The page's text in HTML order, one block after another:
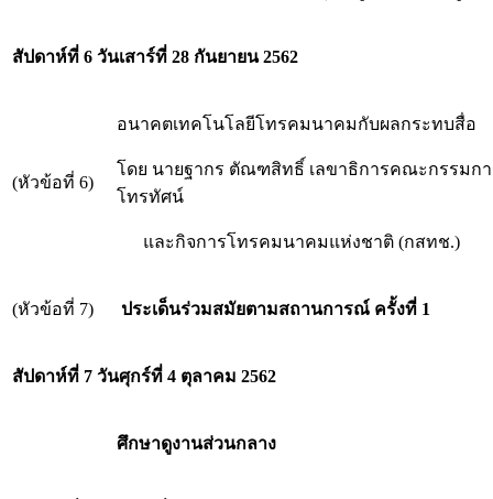
สัปดาห์ที่ 6 วันเสาร์ที่ 28 กันยายน 2562
(หัวข้อที่ 6)
อนาคตเทคโนโลยีโทรคมนาคมกับผลกระทบสื่อ
โดย นายฐากร ตัณฑสิทธิ์ เลขาธิการคณะกรรมกา
โทรทัศน์
และกิจการโทรคมนาคมแห่งชาติ (กสทช.)
(หัวข้อที่ 7) ประเด็นร่วมสมัยตามสถานการณ์ ครั้งที่ 1
สัปดาห์ที่ 7 วันศุกร์ที่ 4 ตุลาคม 2562
ศึกษาดูงานส่วนกลาง